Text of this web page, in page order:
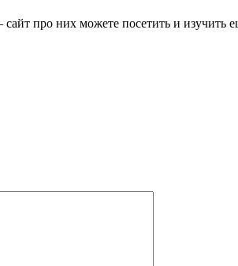
про них можете посетить и изучить